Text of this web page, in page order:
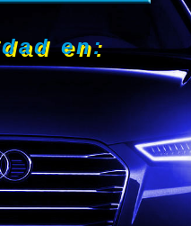
en:
DE